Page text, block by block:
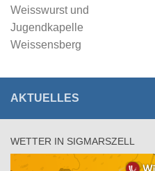
Weisswurst und
Jugendkapelle
Weissensberg
AKTUELLES
WETTER IN SIGMARSZELL